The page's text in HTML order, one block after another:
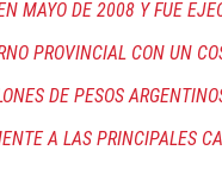
MAYO DE 2008 Y FUE
PROVINCIAL CON UN
DE PESOS
A LAS PRINCIPALES